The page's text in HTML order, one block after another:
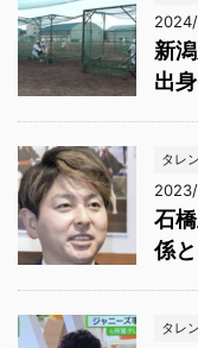
新
出
タレ
石
係
タレ